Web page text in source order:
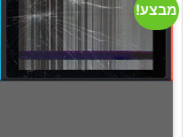
מבצע!